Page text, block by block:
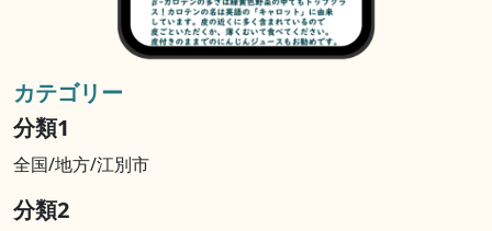
カテゴリー
分類1
全国/地方/江別市
分類2